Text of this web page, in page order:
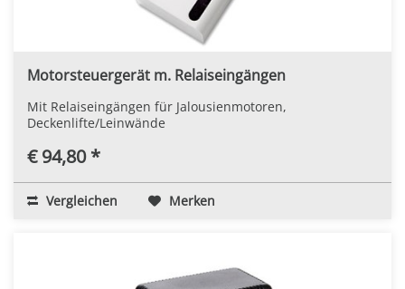
Motorsteuergerät m. Relaiseingängen
Mit Relaiseingängen für Jalousienmotoren,
Deckenlifte/Leinwände
€ 94,80 *
Vergleichen Merken